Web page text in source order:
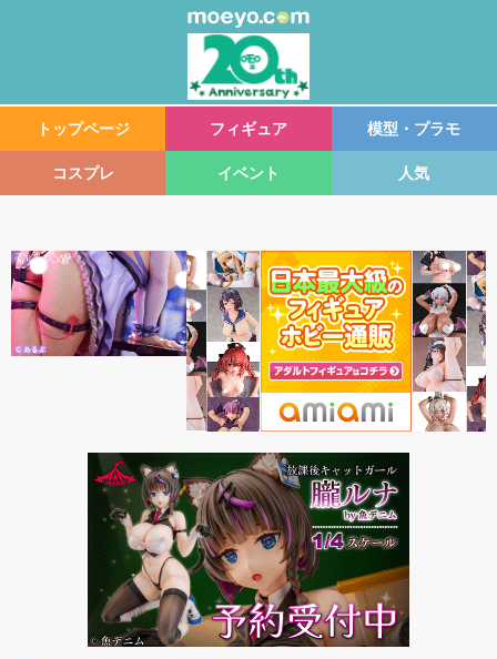
トップページ フィギュア 模型・プラモ
コスプレ イベント 人気